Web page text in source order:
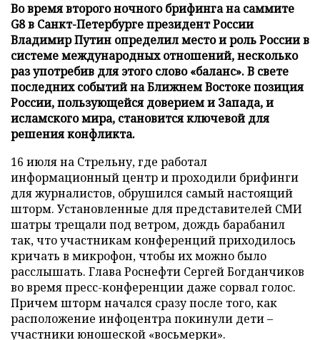
Во время второго ночного брифинга на саммите
G8 в Санкт-Петербурге президент России
Владимир Путин определил место и роль России в
системе международных отношений, несколько
раз употребив для этого слово «баланс». В свете
последних событий на Ближнем Востоке позиция
России, пользующейся доверием и Запада, и
исламского мира, становится ключевой для
решения конфликта.
16 июля на Стрельну, где работал
информационный центр и проходили брифинги
для журналистов, обрушился самый настоящий
шторм. Установленные для представителей СМИ
шатры трещали под ветром, дождь барабанил
так, что участникам конференций приходилось
кричать в микрофон, чтобы их можно было
расслышать. Глава Роснефти Сергей Богданчиков
во время пресс-конференции даже сорвал голос.
Причем шторм начался сразу после того, как
расположение инфоцентра покинули дети –
участники юношеской «восьмерки».